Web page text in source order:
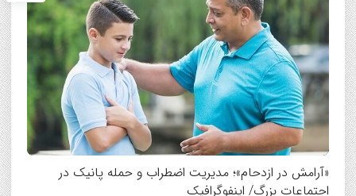
«آرامش در ازدحام»؛ مدیریت اضطراب و حمله پانیک در
اجتماعات بزرگ/ اینفوگرافیک